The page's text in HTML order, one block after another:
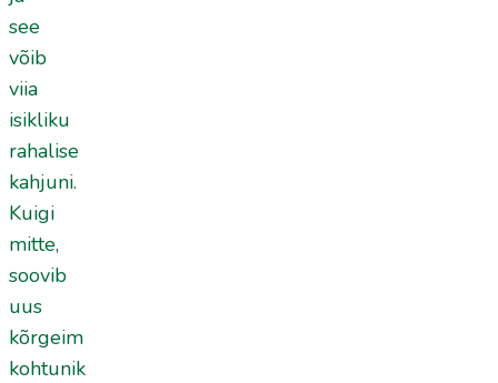
see
võib
viia
isikliku
rahalise
kahjuni.
Kuigi
mitte,
soovib
uus
kõrgeim
kohtunik